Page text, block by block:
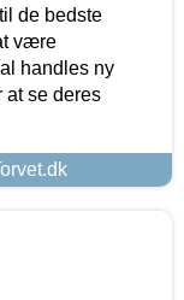
de bedste
være
handles ny
at se deres